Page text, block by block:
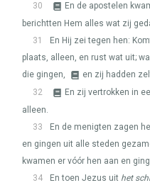
30 En de apostelen
berichtten Hem alles wat zij
31
En Hij zei tegen hen:
plaats, alleen, en rust wat uit;
die gingen,
en zij hadden
32
En zij vertrokken in
alleen.
33
En de menigten zagen
en gingen uit alle steden
kwamen er vóór hen aan en
34
En toen Jezus uit het